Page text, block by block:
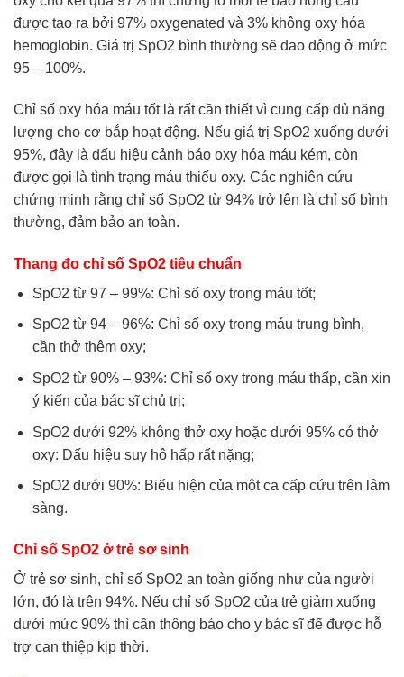
được tạo ra bởi 97% oxygenated và 3% không oxy hóa
hemoglobin. Giá trị SpO2 bình thường sẽ dao động ở mức
95 – 100%.
Chỉ số oxy hóa máu tốt là rất cần thiết vì cung cấp đủ năng
lượng cho cơ bắp hoạt động. Nếu giá trị SpO2 xuống dưới
95%, đây là dấu hiệu cảnh báo oxy hóa máu kém, còn
được gọi là tình trạng máu thiếu oxy. Các nghiên cứu
chứng minh rằng chỉ số SpO2 từ 94% trở lên là chỉ số bình
thường, đảm bảo an toàn.
Thang đo chỉ số SpO2 tiêu chuẩn
SpO2 từ 97 – 99%: Chỉ số oxy trong máu tốt;
SpO2 từ 94 – 96%: Chỉ số oxy trong máu trung bình,
cần thở thêm oxy;
SpO2 từ 90% – 93%: Chỉ số oxy trong máu thấp, cần xin
ý kiến của bác sĩ chủ trị;
SpO2 dưới 92% không thở oxy hoặc dưới 95% có thở
oxy: Dấu hiệu suy hô hấp rất nặng;
SpO2 dưới 90%: Biểu hiện của một ca cấp cứu trên lâm
sàng.
Chỉ số SpO2 ở trẻ sơ sinh
Ở trẻ sơ sinh, chỉ số SpO2 an toàn giống như của người
lớn, đó là trên 94%. Nếu chỉ số SpO2 của trẻ giảm xuống
dưới mức 90% thì cần thông báo cho y bác sĩ để được hỗ
trợ can thiệp kịp thời.